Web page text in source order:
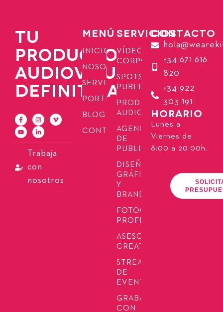
TU
PRODUCTORA
AUDIOVISUAL
DEFINITIVA
Trabaja
con
nosotros
MENÚ
INICIO
NOSOTROS
SERVICIOS
PORTFOLIO
BLOG
CONTACTO
SERVICIOS
VÍDEOS
CORPORATIVOS
SPOTS
PUBLICITARIOS
PRODUCCIÓN
AUDIOVISUAL
AGENCIA
DE
PUBLICIDAD
DISEÑO
GRÁFICO
Y
BRANDING
FOTOGRAFÍA
PROFESIONAL
ASESORÍA
CREATIVA
STREAMING
DE
EVENTOS
GRABACIÓN
CON
CONTACTO
+34 671 616
820
+34 922
303 191
HORARIO
Lunes a
Viernes de
8:00 a 20:00h.